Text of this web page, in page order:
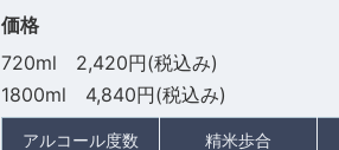
価格
720ml 2,420円(税込み)
1800ml 4,840円(税込み)
アルコール度数 精米歩合